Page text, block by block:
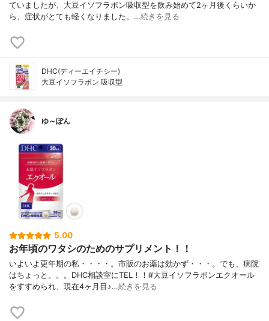
ていましたが、大豆イソフラボン吸収型を飲み始めて2ヶ月後くらいか
ら、症状がとても軽くなりました。…続きを見る
DHC(ディーエイチシー)
大豆イソフラボン 吸収型
ゆ～ぽん
5.00
お年頃のワタシのためのサプリメント！！
いよいよ更年期の私・・・・。市販のお薬は効かず・・・。でも、病院
はちょっと。。。DHC相談室にTEL！！#大豆イソフラボンエクオール
をすすめられ、現在4ヶ月目♪…続きを見る